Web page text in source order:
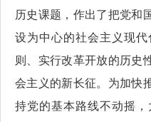
历史课题，作出了把党和
设为中心的社会主义现
则、实行改革开放的历史
会主义的新长征。为加快
持党的基本路线不动摇